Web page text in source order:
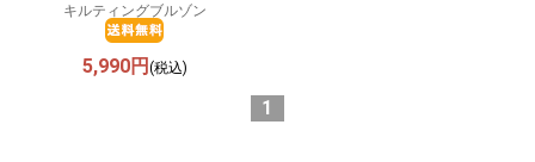
キルティングブルゾン
5,990円(税込)
1